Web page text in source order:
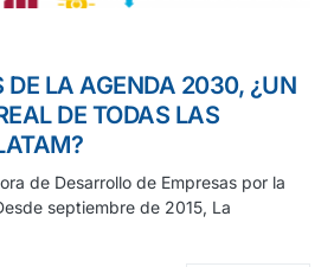
DE LA AGENDA 2030, ¿UN
DE TODAS LAS
de Desarrollo de Empresas por la
septiembre de 2015, La